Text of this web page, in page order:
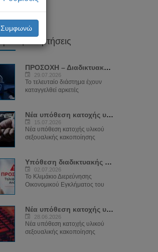
Αναρτήσεις
ΠΡΟΣΟΧΗ – Διαδικτυακή απάτη με...
29.07.2026
Το τελευταίο διάστημα έχουν
καταγγελθεί αρκετές
Νέα υπόθεση κατοχής υλικού παιδικής...
15.07.2026
Νέα υπόθεση κατοχής υλικού
σεξουαλικής κακοποίησης
Υπόθεση διαδικτυακής απάτης και...
02.07.2026
Το Κλιμάκιο Διερεύνησης
Οικονομικού Εγκλήματος του
Νέα υπόθεση κατοχής υλικού παιδικής...
28.06.2026
Νέα υπόθεση κατοχής υλικού
σεξουαλικής κακοποίησης
Συμφωνώ